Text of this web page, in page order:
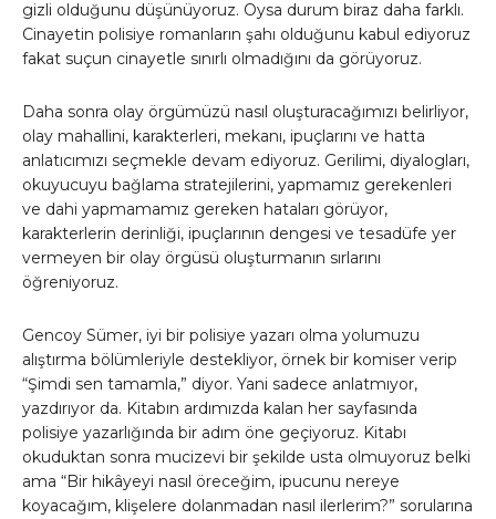
gizli olduğunu düşünüyoruz. Oysa durum biraz daha farklı.
Cinayetin polisiye romanların şahı olduğunu kabul ediyoruz
fakat suçun cinayetle sınırlı olmadığını da görüyoruz.
Daha sonra olay örgümüzü nasıl oluşturacağımızı belirliyor,
olay mahallini, karakterleri, mekanı, ipuçlarını ve hatta
anlatıcımızı seçmekle devam ediyoruz. Gerilimi, diyalogları,
okuyucuyu bağlama stratejilerini, yapmamız gerekenleri
ve dahi yapmamamız gereken hataları görüyor,
karakterlerin derinliği, ipuçlarının dengesi ve tesadüfe yer
vermeyen bir olay örgüsü oluşturmanın sırlarını
öğreniyoruz.
Gencoy Sümer, iyi bir polisiye yazarı olma yolumuzu
alıştırma bölümleriyle destekliyor, örnek bir komiser verip
“Şimdi sen tamamla,” diyor. Yani sadece anlatmıyor,
yazdırıyor da. Kitabın ardımızda kalan her sayfasında
polisiye yazarlığında bir adım öne geçiyoruz. Kitabı
okuduktan sonra mucizevi bir şekilde usta olmuyoruz belki
ama “Bir hikâyeyi nasıl öreceğim, ipucunu nereye
koyacağım, klişelere dolanmadan nasıl ilerlerim?” sorularına